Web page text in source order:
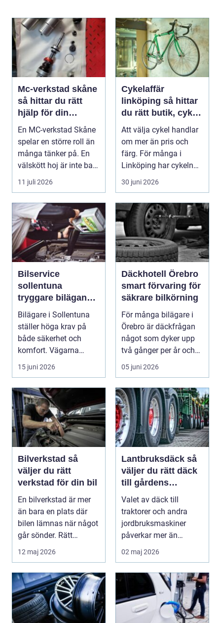
Mc-verkstad skåne
så hittar du rätt
hjälp för din
motorcykel
En MC-verkstad Skåne
spelar en större roll än
många tänker på. En
välskött hoj är inte bara
en fråga...
11 juli 2026
Cykelaffär
linköping så hittar
du rätt butik, cykel
och service
Att välja cykel handlar
om mer än pris och
färg. För många i
Linköping har cykeln
blivit en viktig d...
30 juni 2026
Bilservice
sollentuna
tryggare bilägande
året runt
Bilägare i Sollentuna
ställer höga krav på
både säkerhet och
komfort. Vägarna
växlar mellan
motorväg...
15 juni 2026
Däckhotell Örebro
smart förvaring för
säkrare bilkörning
För många bilägare i
Örebro är däckfrågan
något som dyker upp
två gånger per år och
mest känns som e...
05 juni 2026
Bilverkstad så
väljer du rätt
verkstad för din bil
En bilverkstad är mer
än bara en plats där
bilen lämnas när något
går sönder. Rätt
verkstad blir en ...
12 maj 2026
Lantbruksdäck så
väljer du rätt däck
till gårdens
maskiner
Valet av däck till
traktorer och andra
jordbruksmaskiner
påverkar mer än
många tror. Rätt däck
ger b...
02 maj 2026